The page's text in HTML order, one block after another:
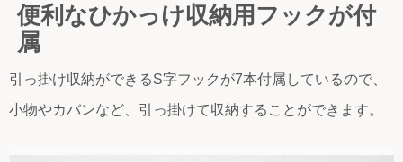
便利なひかっけ収納用フックが付
属
引っ掛け収納ができるS字フックが7本付属しているので、
小物やカバンなど、引っ掛けて収納することができます。